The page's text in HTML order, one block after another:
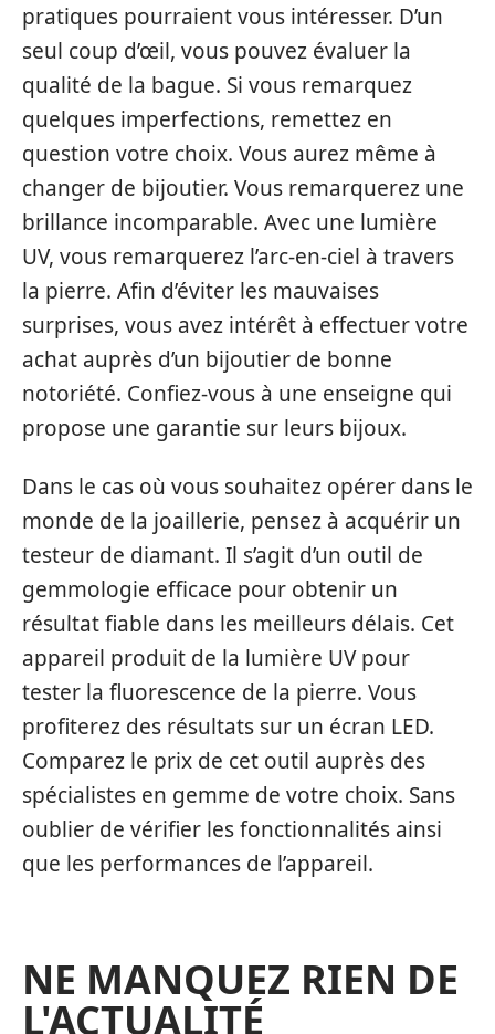
pratiques pourraient vous intéresser. D’un
seul coup d’œil, vous pouvez évaluer la
qualité de la bague. Si vous remarquez
quelques imperfections, remettez en
question votre choix. Vous aurez même à
changer de bijoutier. Vous remarquerez une
brillance incomparable. Avec une lumière
UV, vous remarquerez l’arc-en-ciel à travers
la pierre. Afin d’éviter les mauvaises
surprises, vous avez intérêt à effectuer votre
achat auprès d’un bijoutier de bonne
notoriété. Confiez-vous à une enseigne qui
propose une garantie sur leurs bijoux.
Dans le cas où vous souhaitez opérer dans le
monde de la joaillerie, pensez à acquérir un
testeur de diamant. Il s’agit d’un outil de
gemmologie efficace pour obtenir un
résultat fiable dans les meilleurs délais. Cet
appareil produit de la lumière UV pour
tester la fluorescence de la pierre. Vous
profiterez des résultats sur un écran LED.
Comparez le prix de cet outil auprès des
spécialistes en gemme de votre choix. Sans
oublier de vérifier les fonctionnalités ainsi
que les performances de l’appareil.
NE MANQUEZ RIEN DE
L'ACTUALITÉ